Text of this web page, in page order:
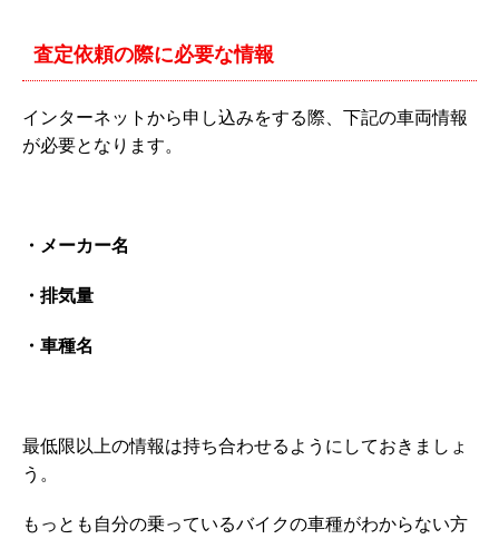
査定依頼の際に必要な情報
インターネットから申し込みをする際、下記の車両情報
が必要となります。
・メーカー名
・排気量
・車種名
最低限以上の情報は持ち合わせるようにしておきましょ
う。
もっとも自分の乗っているバイクの車種がわからない方